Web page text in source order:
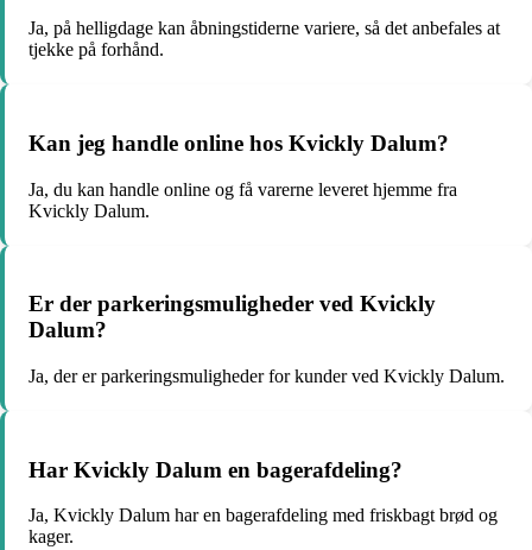
Ja, på helligdage kan åbningstiderne variere, så det anbefales at
tjekke på forhånd.
Kan jeg handle online hos Kvickly Dalum?
Ja, du kan handle online og få varerne leveret hjemme fra
Kvickly Dalum.
Er der parkeringsmuligheder ved Kvickly
Dalum?
Ja, der er parkeringsmuligheder for kunder ved Kvickly Dalum.
Har Kvickly Dalum en bagerafdeling?
Ja, Kvickly Dalum har en bagerafdeling med friskbagt brød og
kager.